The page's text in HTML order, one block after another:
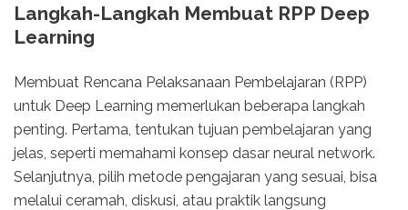
Langkah-Langkah Membuat RPP Deep
Learning
Membuat Rencana Pelaksanaan Pembelajaran (RPP)
untuk Deep Learning memerlukan beberapa langkah
penting. Pertama, tentukan tujuan pembelajaran yang
jelas, seperti memahami konsep dasar neural network.
Selanjutnya, pilih metode pengajaran yang sesuai, bisa
melalui ceramah, diskusi, atau praktik langsung